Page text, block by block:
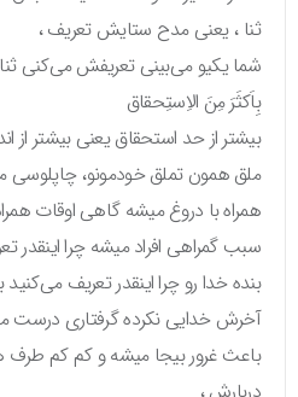
ثنا ، یعنی مدح ستایش تعریف ،
شما یکیو می‌بینی تعریفش می‌کنی
بِاَکثَرَ مِنَ الاِستِحقاق
بیشتر از حد استحقاق یعنی بیشتر از
ملق همون تملق خودمونو، چاپلوسی
همراه با دروغ میشه گاهی اوقات
سبب گمراهی افراد میشه چرا اینقدر
بنده خدا رو چرا اینقدر تعریف می‌کنید
آخرش خدایی نکرده گرفتاری درست
باعث غرور بیجا میشه و کم کم طرف